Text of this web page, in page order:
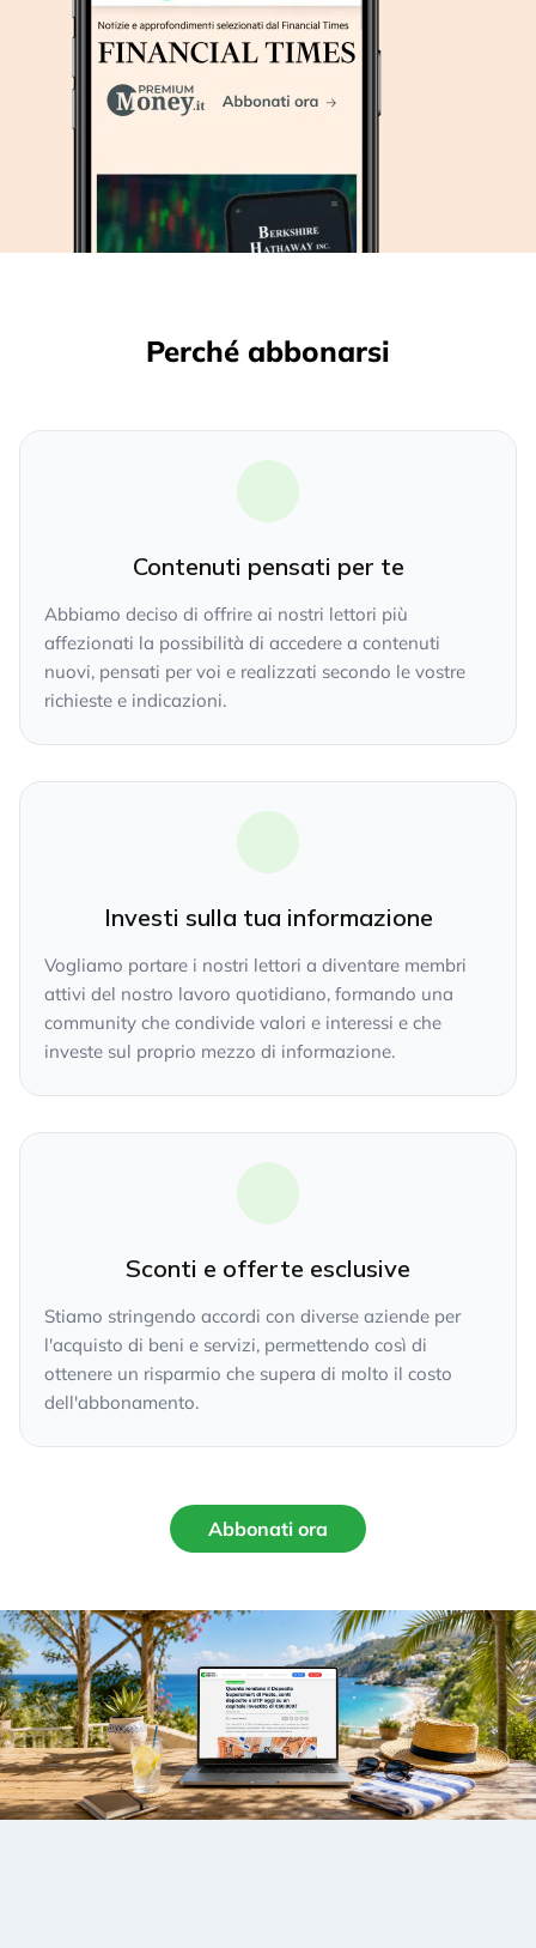
Perché abbonarsi
Contenuti pensati per te
Abbiamo deciso di offrire ai nostri lettori più
affezionati la possibilità di accedere a contenuti
nuovi, pensati per voi e realizzati secondo le vostre
richieste e indicazioni.
Investi sulla tua informazione
Vogliamo portare i nostri lettori a diventare membri
attivi del nostro lavoro quotidiano, formando una
community che condivide valori e interessi e che
investe sul proprio mezzo di informazione.
Sconti e offerte esclusive
Stiamo stringendo accordi con diverse aziende per
l'acquisto di beni e servizi, permettendo così di
ottenere un risparmio che supera di molto il costo
dell'abbonamento.
Abbonati ora